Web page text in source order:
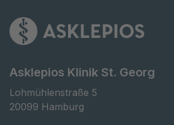
Asklepios Klinik St. Georg
Lohmühlenstraße 5
20099 Hamburg